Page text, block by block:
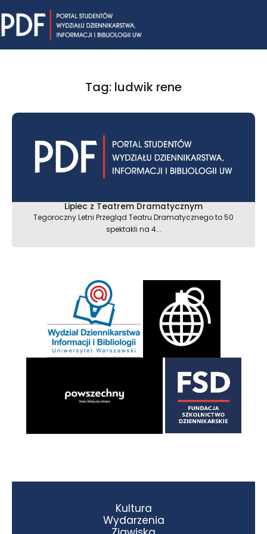
to
content
Tag: ludwik rene
Lipiec z Teatrem Dramatycznym
Tegoroczny Letni Przegląd Teatru Dramatycznego to 50
spektakli na 4...
Kultura
Wydarzenia